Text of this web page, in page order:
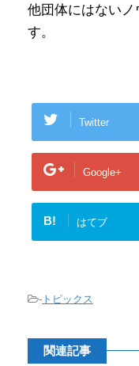
他団体にはないノ
す。
Twitter
Google+
B! はてブ
- トピックス
関連記事